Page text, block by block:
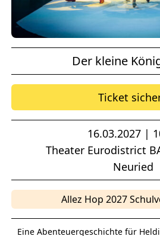
Der kleine
Ticket
16.03.2027 |
Theater Eurodistrict
Neuried
Allez Hop 2027
Eine Abenteuergeschichte für